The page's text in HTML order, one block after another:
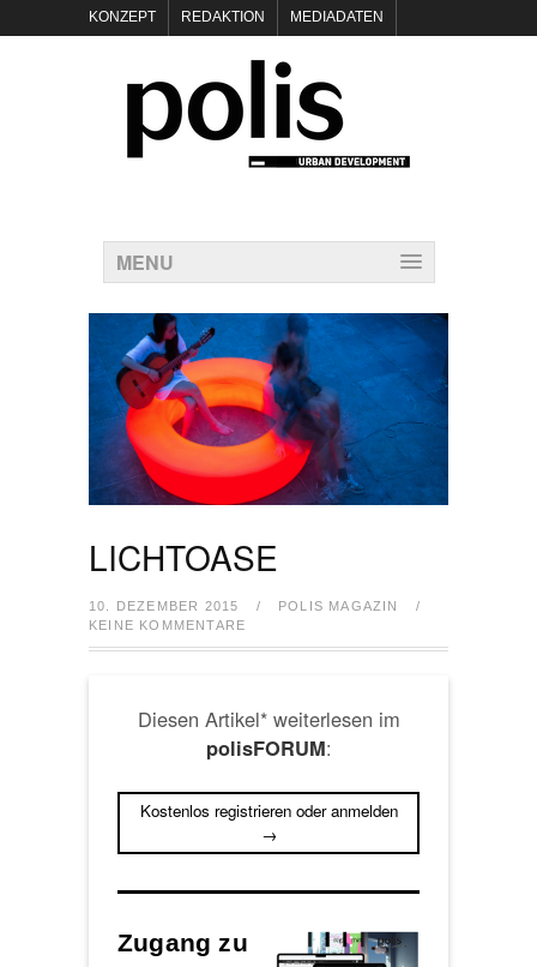
KONZEPT REDAKTION MEDIADATEN
POLIS KEYNOTES
KONTAKT DATENSCHUTZ IMPRESSUM
MENU
LICHTOASE
10. DEZEMBER 2015 / POLIS MAGAZIN
/
KEINE KOMMENTARE
Diesen Artikel* weiterlesen im
polisFORUM:
Kostenlos registrieren oder anmelden
→
Zugang zu